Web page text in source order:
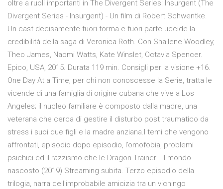
oltre a ruoli importanti in The Divergent Series: Insurgent (The
Divergent Series - Insurgent) - Un film di Robert Schwentke.
Un cast decisamente fuori forma e fuori parte uccide la
credibilità della saga di Veronica Roth. Con Shailene Woodley,
Theo James, Naomi Watts, Kate Winslet, Octavia Spencer.
Epico, USA, 2015. Durata 119 min. Consigli per la visione +16.
One Day At a Time, per chi non conoscesse la Serie, tratta le
vicende di una famiglia di origine cubana che vive a Los
Angeles; il nucleo familiare è composto dalla madre, una
veterana che cerca di gestire il disturbo post traumatico da
stress i suoi due figli e la madre anziana.I temi che vengono
affrontati, episodio dopo episodio, l’omofobia, problemi
psichici ed il razzismo che le Dragon Trainer - Il mondo
nascosto (2019) Streaming subita. Terzo episodio della
trilogia, narra dell'improbabile amicizia tra un vichingo